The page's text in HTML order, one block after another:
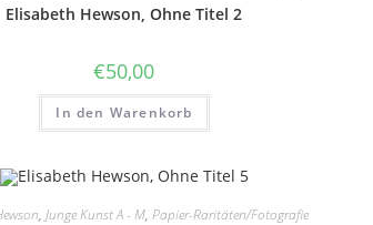
Elisabeth Hewson, Ohne Titel 2
€50,00
In den Warenkorb
,Junge Kunst A - M,Papier-Raritäten/Fotografie